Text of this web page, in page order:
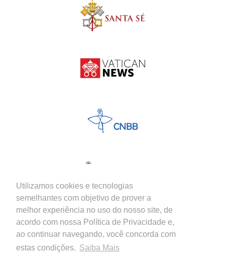
Utilizamos cookies e tecnologias
semelhantes com objetivo de prover a
melhor experiência no uso do nosso site, de
acordo com nossa Política de Privacidade e,
ao continuar navegando, você concorda com
estas condições. Saiba Mais